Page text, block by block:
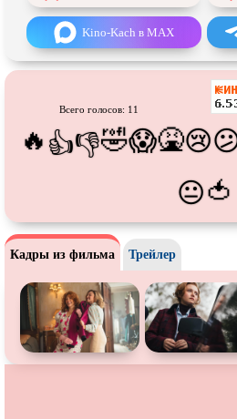
Про танки
Про тюрьму
Псевдодокументальный
Стимпанк
Экранизация В
Kino-Kach в MAX
Всего голосов: 11
🔥 👍👎🤣😱🤮😢
😐🍅
Кадры из фильма Трейлер